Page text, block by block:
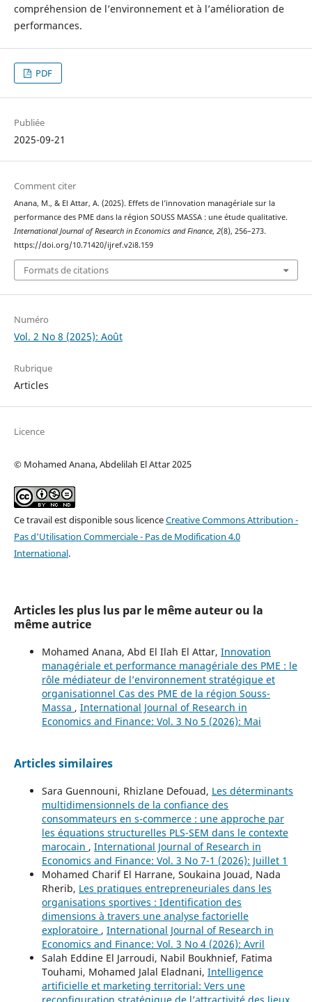
compréhension de l’environnement et à l’amélioration de
performances.
PDF
Publiée
2025-09-21
Comment citer
Anana, M., & El Attar, A. (2025). Effets de l’innovation managériale sur la
performance des PME dans la région SOUSS MASSA : une étude qualitative.
International Journal of Research in Economics and Finance, 2(8), 256–273.
https://doi.org/10.71420/ijref.v2i8.159
Formats de citations
Numéro
Vol. 2 No 8 (2025): Août
Rubrique
Articles
Licence
© Mohamed Anana, Abdelilah El Attar 2025
Ce travail est disponible sous licenceCreative Commons Attribution -
Pas d'Utilisation Commerciale - Pas de Modification 4.0
International.
Articles les plus lus par le même auteur ou la
même autrice
Mohamed Anana, Abd El Ilah El Attar, Innovation
managériale et performance managériale des PME : le
rôle médiateur de l’environnement stratégique et
organisationnel Cas des PME de la région Souss-
Massa , International Journal of Research in
Economics and Finance: Vol. 3 No 5 (2026): Mai
Articles similaires
Sara Guennouni, Rhizlane Defouad, Les déterminants
multidimensionnels de la confiance des
consommateurs en s-commerce : une approche par
les équations structurelles PLS-SEM dans le contexte
marocain , International Journal of Research in
Economics and Finance: Vol. 3 No 7-1 (2026): Juillet 1
Mohamed Charif El Harrane, Soukaina Jouad, Nada
Rherib, Les pratiques entrepreneuriales dans les
organisations sportives : Identification des
dimensions à travers une analyse factorielle
exploratoire , International Journal of Research in
Economics and Finance: Vol. 3 No 4 (2026): Avril
Salah Eddine El Jarroudi, Nabil Boukhnief, Fatima
Touhami, Mohamed Jalal Eladnani, Intelligence
artificielle et marketing territorial: Vers une